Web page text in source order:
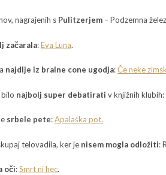
nagrajenih s Pulitzerjem – Podzemna
začarala:Eva Luna.
najdlje iz bralne cone ugodja:Če neke
bilo najbolj super debatirati v knjižnih klubih:
srbele pete:Apalaška pot.
telovadila, ker je nisem mogla odložiti:
oči:Smrt ni hec.